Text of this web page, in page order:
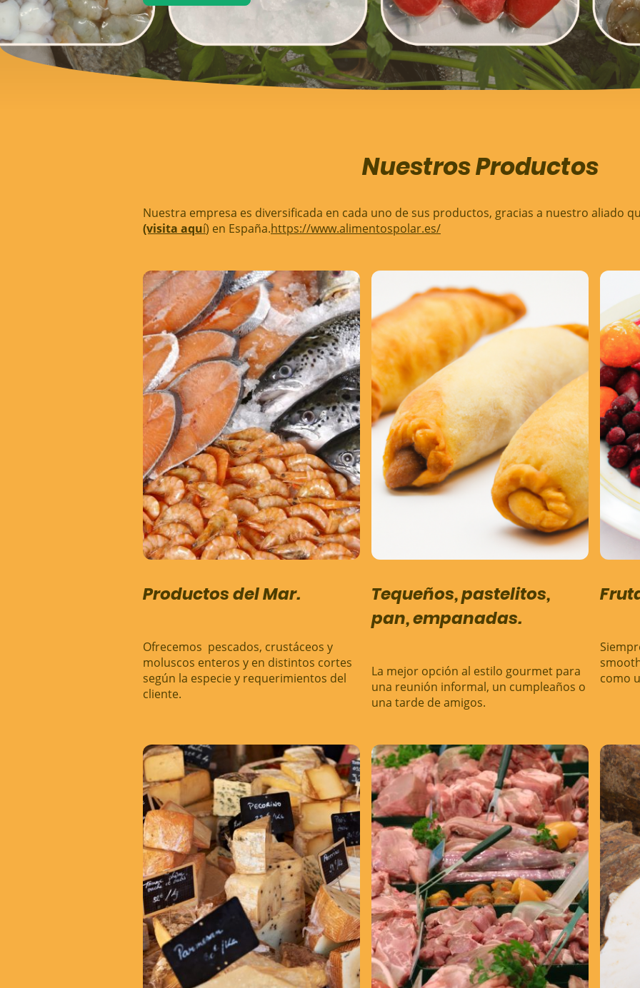
Nuestros Productos
Nuestra empresa es diversificada en cada uno de sus productos, gracias a nuestro aliado
(visita aquí) en España.https://www.alimentospolar.es/
Productos del Mar.
Ofrecemos pescados, crustáceos y
moluscos enteros y en distintos cortes
según la especie y requerimientos del
cliente.
Tequeños, pastelitos,
pan, empanadas.
La mejor opción al estilo gourmet para
una reunión informal, un cumpleaños o
una tarde de amigos.
como